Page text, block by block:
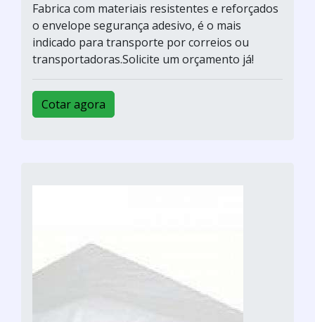
Fabrica com materiais resistentes e reforçados
o envelope segurança adesivo, é o mais
indicado para transporte por correios ou
transportadoras.Solicite um orçamento já!
Cotar agora